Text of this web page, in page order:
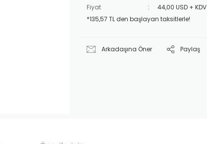
Fiyat
44,00 USD + KDV
*135,57 TL den başlayan taksitlerle!
Arkadaşına Öner Paylaş